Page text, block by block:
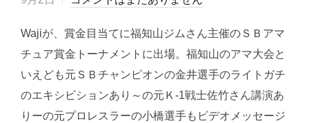
Wajiが、賞金目当てに福知山ジムさん主催のＳＢアマ
チュア賞金トーナメントに出場。福知山のアマ大会と
いえども元ＳＢチャンピオンの金井選手のライトガチ
のエキシビションあり～の元Ｋ-1戦士佐竹さん講演あ
りーの元プロレスラーの小橋選手もビデオメッセージ